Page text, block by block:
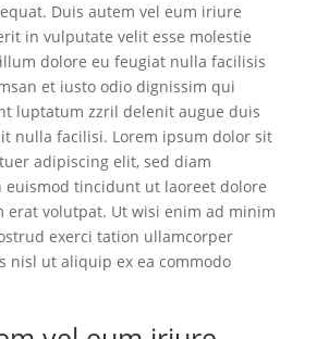
Duis autem vel eum iriure
in vulputate velit esse molestie
dolore eu feugiat nulla facilisis
et iusto odio dignissim qui
luptatum zzril delenit augue duis
nulla facilisi. Lorem ipsum dolor sit
adipiscing elit, sed diam
euismod tincidunt ut laoreet dolore
erat volutpat. Ut wisi enim ad minim
exerci tation ullamcorper
nisl ut aliquip ex ea commodo